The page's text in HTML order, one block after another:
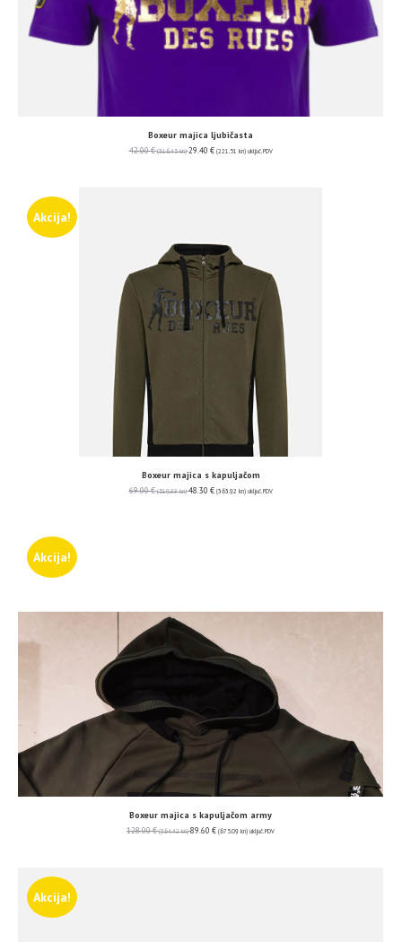
Boxeur majica ljubičasta
42.00€ (316.45 kn) 29.40 € (221.51 kn) uključ. PDV
Akcija!
Boxeur majica s kapuljačom
69.00€ (519.88 kn) 48.30 € (363.92 kn) uključ. PDV
Akcija!
Boxeur majica s kapuljačom army
128.00€ (964.42 kn) 89.60 € (675.09 kn) uključ. PDV
Akcija!